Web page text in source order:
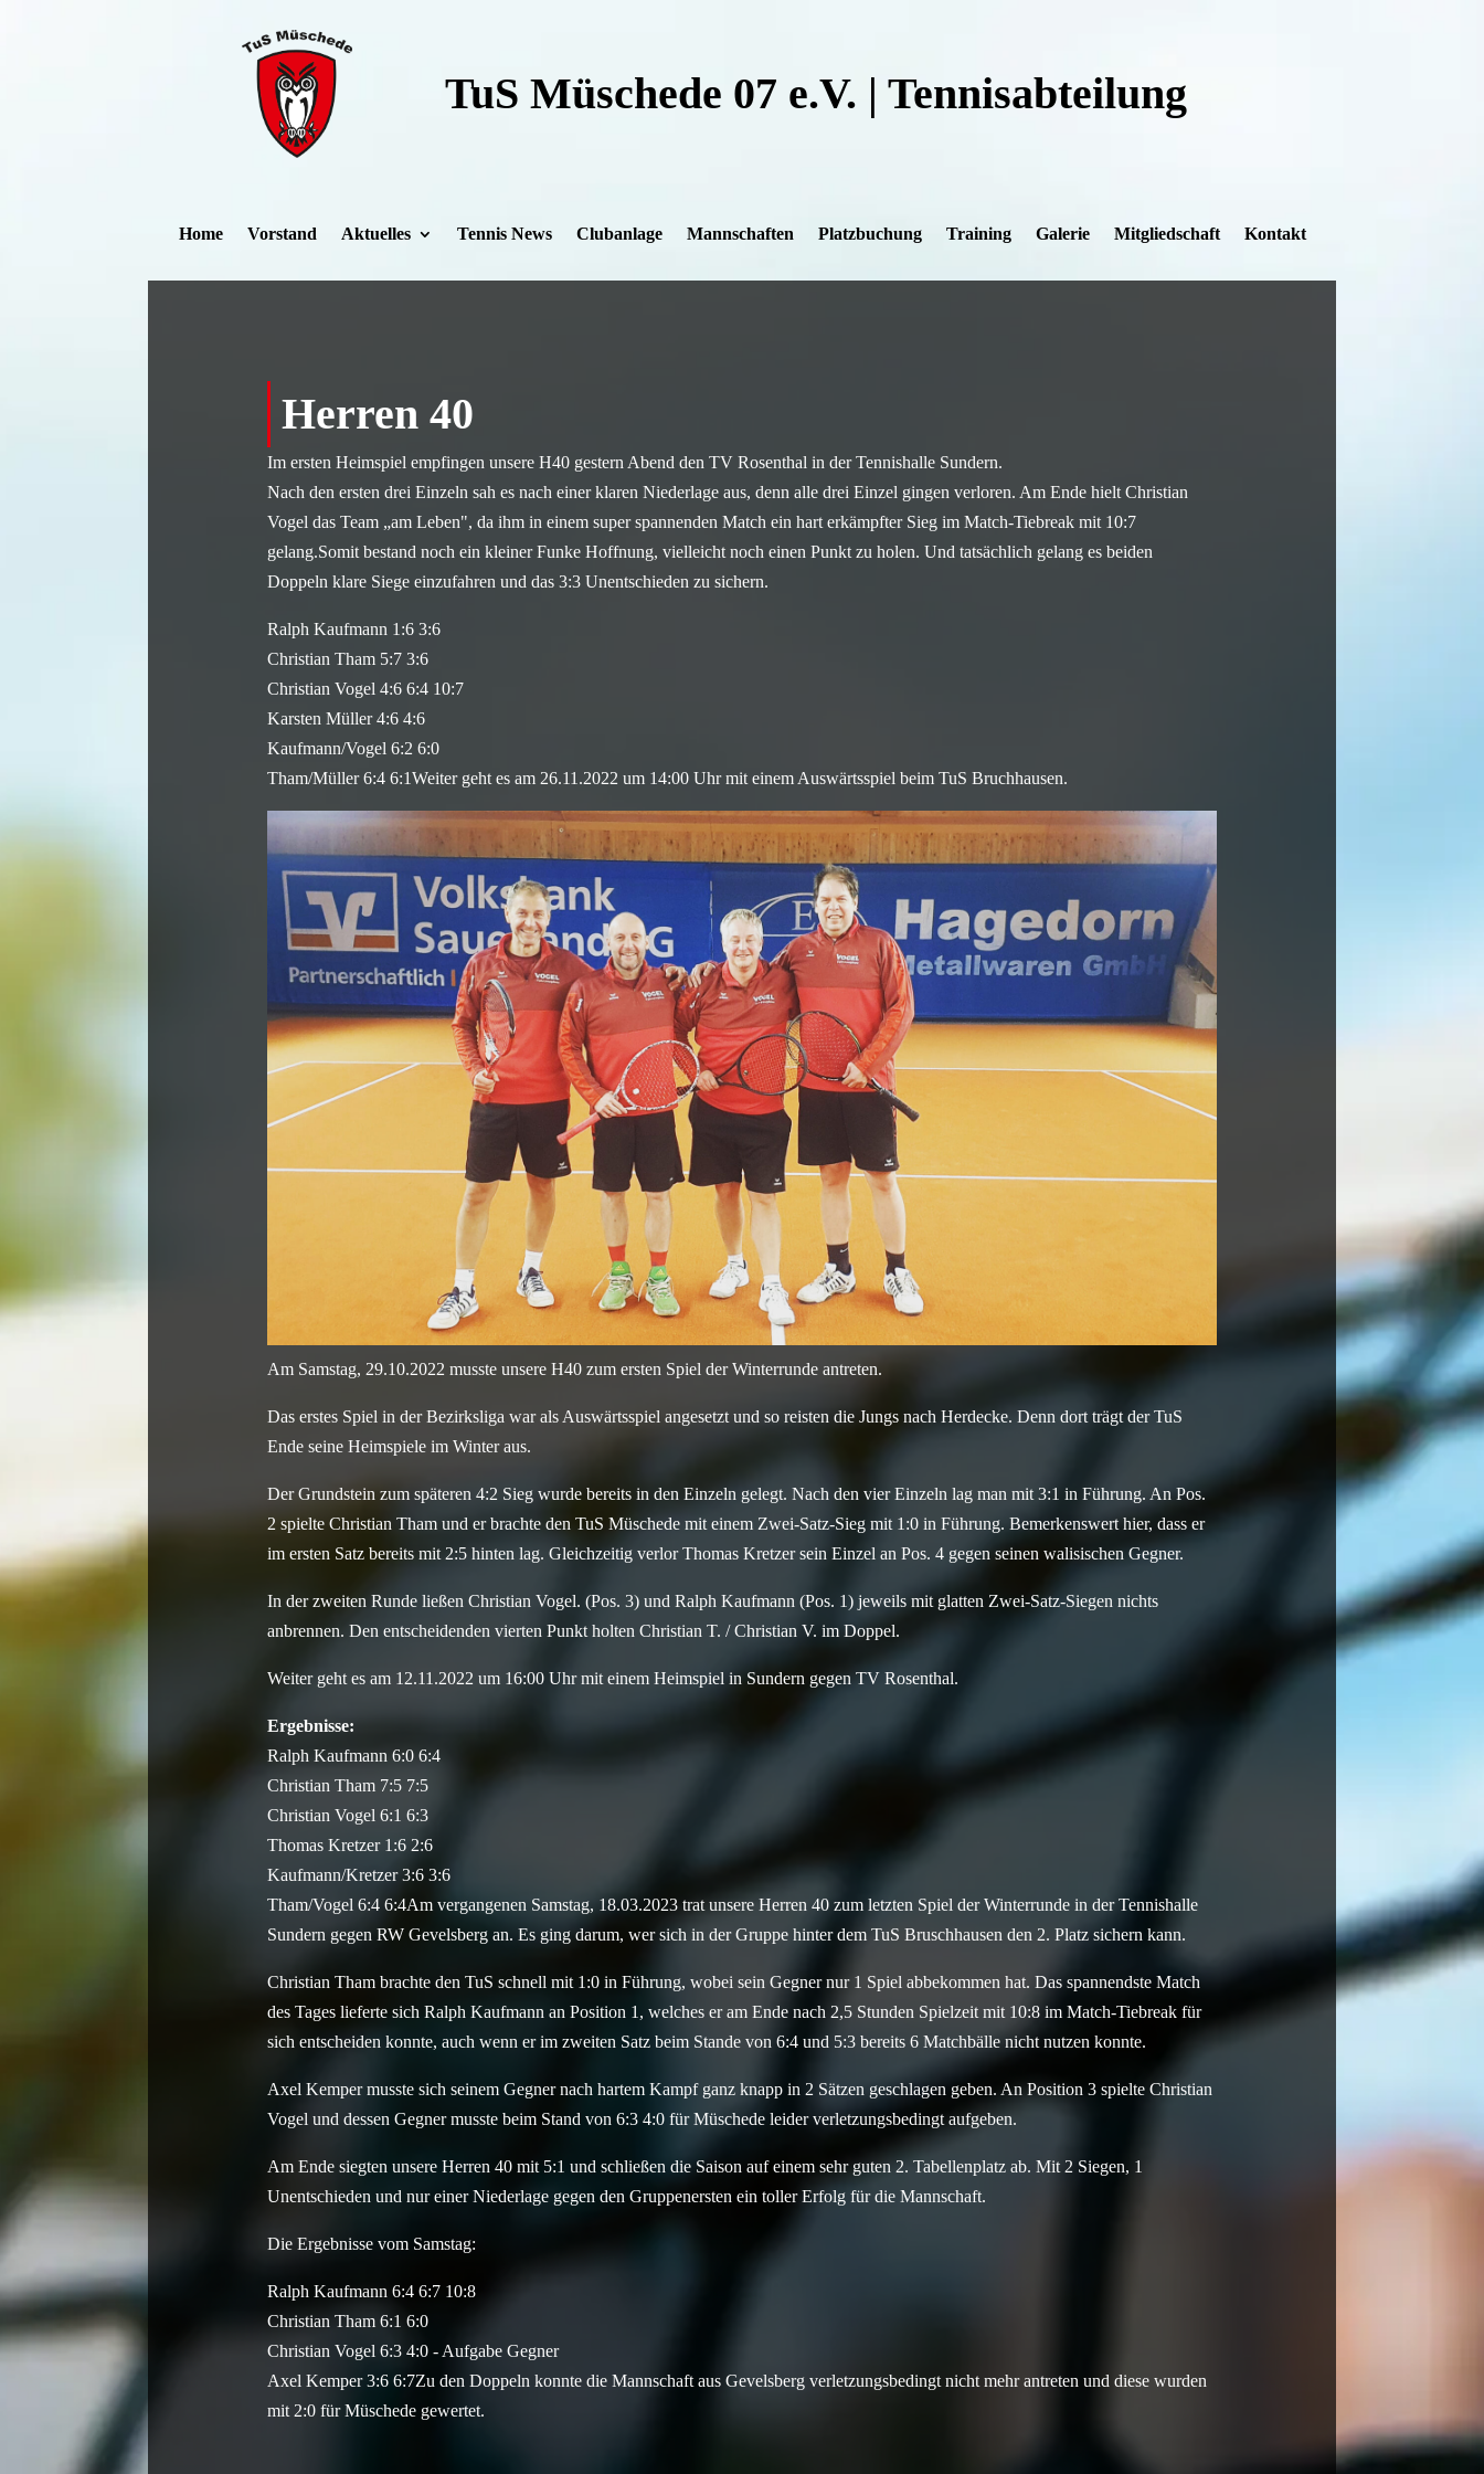
TuS Müschede 07 e.V. |Tennisabteilung
Home Vorstand Aktuelles Tennis News Clubanlage Mannschaften Platzbuchung Training Galerie Mitgliedschaft Kontakt
Herren 40
Im ersten Heimspiel empfingen unsere H40 gestern Abend den TV Rosenthal in der Tennishalle Sundern.
Nach den ersten drei Einzeln sah es nach einer klaren Niederlage aus, denn alle drei Einzel gingen verloren. Am Ende hielt Christian
Vogel das Team „am Leben", da ihm in einem super spannenden Match ein hart erkämpfter Sieg im Match-Tiebreak mit 10:7
gelang.Somit bestand noch ein kleiner Funke Hoffnung, vielleicht noch einen Punkt zu holen. Und tatsächlich gelang es beiden
Doppeln klare Siege einzufahren und das 3:3 Unentschieden zu sichern.
Ralph Kaufmann 1:6 3:6
Christian Tham 5:7 3:6
Christian Vogel 4:6 6:4 10:7
Karsten Müller 4:6 4:6
Kaufmann/Vogel 6:2 6:0
Tham/Müller 6:4 6:1Weiter geht es am 26.11.2022 um 14:00 Uhr mit einem Auswärtsspiel beim TuS Bruchhausen.
Am Samstag, 29.10.2022 musste unsere H40 zum ersten Spiel der Winterrunde antreten.
Das erstes Spiel in der Bezirksliga war als Auswärtsspiel angesetzt und so reisten die Jungs nach Herdecke. Denn dort trägt der TuS
Ende seine Heimspiele im Winter aus.
Der Grundstein zum späteren 4:2 Sieg wurde bereits in den Einzeln gelegt. Nach den vier Einzeln lag man mit 3:1 in Führung. An Pos.
2 spielte Christian Tham und er brachte den TuS Müschede mit einem Zwei-Satz-Sieg mit 1:0 in Führung. Bemerkenswert hier, dass er
im ersten Satz bereits mit 2:5 hinten lag. Gleichzeitig verlor Thomas Kretzer sein Einzel an Pos. 4 gegen seinen walisischen Gegner.
In der zweiten Runde ließen Christian Vogel. (Pos. 3) und Ralph Kaufmann (Pos. 1) jeweils mit glatten Zwei-Satz-Siegen nichts
anbrennen. Den entscheidenden vierten Punkt holten Christian T. / Christian V. im Doppel.
Weiter geht es am 12.11.2022 um 16:00 Uhr mit einem Heimspiel in Sundern gegen TV Rosenthal.
Ergebnisse:
Ralph Kaufmann 6:0 6:4
Christian Tham 7:5 7:5
Christian Vogel 6:1 6:3
Thomas Kretzer 1:6 2:6
Kaufmann/Kretzer 3:6 3:6
Tham/Vogel 6:4 6:4Am vergangenen Samstag, 18.03.2023 trat unsere Herren 40 zum letzten Spiel der Winterrunde in der Tennishalle
Sundern gegen RW Gevelsberg an. Es ging darum, wer sich in der Gruppe hinter dem TuS Bruschhausen den 2. Platz sichern kann.
Christian Tham brachte den TuS schnell mit 1:0 in Führung, wobei sein Gegner nur 1 Spiel abbekommen hat. Das spannendste Match
des Tages lieferte sich Ralph Kaufmann an Position 1, welches er am Ende nach 2,5 Stunden Spielzeit mit 10:8 im Match-Tiebreak für
sich entscheiden konnte, auch wenn er im zweiten Satz beim Stande von 6:4 und 5:3 bereits 6 Matchbälle nicht nutzen konnte.
Axel Kemper musste sich seinem Gegner nach hartem Kampf ganz knapp in 2 Sätzen geschlagen geben. An Position 3 spielte Christian
Vogel und dessen Gegner musste beim Stand von 6:3 4:0 für Müschede leider verletzungsbedingt aufgeben.
Am Ende siegten unsere Herren 40 mit 5:1 und schließen die Saison auf einem sehr guten 2. Tabellenplatz ab. Mit 2 Siegen, 1
Unentschieden und nur einer Niederlage gegen den Gruppenersten ein toller Erfolg für die Mannschaft.
Die Ergebnisse vom Samstag:
Ralph Kaufmann 6:4 6:7 10:8
Christian Tham 6:1 6:0
Christian Vogel 6:3 4:0 - Aufgabe Gegner
Axel Kemper 3:6 6:7Zu den Doppeln konnte die Mannschaft aus Gevelsberg verletzungsbedingt nicht mehr antreten und diese wurden
mit 2:0 für Müschede gewertet.